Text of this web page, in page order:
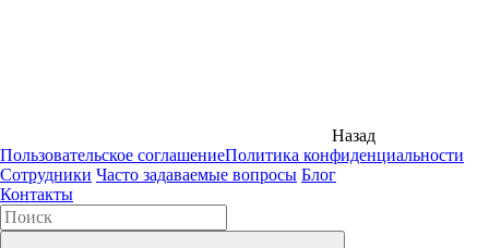
Назад
Пользовательское соглашениеПолитика конфиденциальности
Сотрудники Часто задаваемые вопросы Блог
Контакты